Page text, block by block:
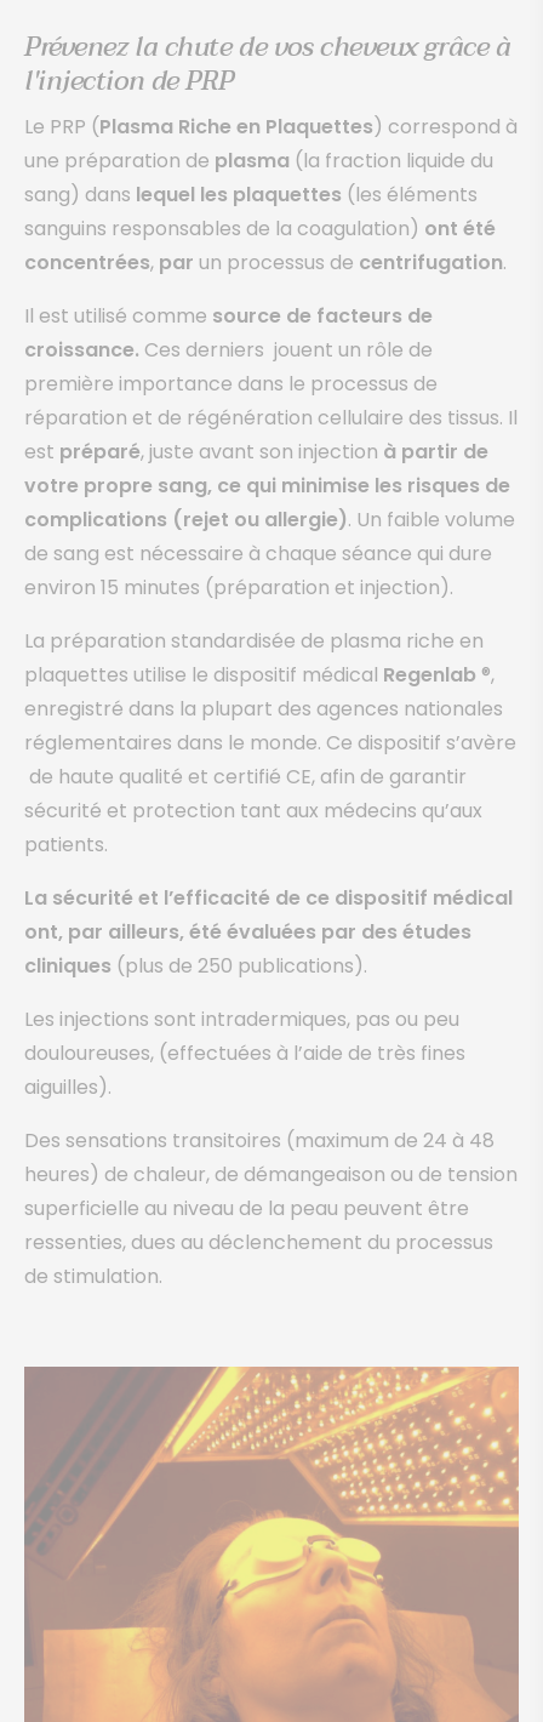
Prévenez la chute de vos cheveux grâce à
l'injection de PRP
Le PRP (Plasma Riche en Plaquettes) correspond à
une préparation de plasma (la fraction liquide du
sang) dans lequel les plaquettes (les éléments
sanguins responsables de la coagulation) ont été
concentrées, par un processus de centrifugation.
Il est utilisé comme source de facteurs de
croissance. Ces derniers jouent un rôle de
première importance dans le processus de
réparation et de régénération cellulaire des tissus. Il
est préparé, juste avant son injection à partir de
votre propre sang, ce qui minimise les risques de
complications (rejet ou allergie). Un faible volume
de sang est nécessaire à chaque séance qui dure
environ 15 minutes (préparation et injection).
La préparation standardisée de plasma riche en
plaquettes utilise le dispositif médical Regenlab ®,
enregistré dans la plupart des agences nationales
réglementaires dans le monde. Ce dispositif s’avère
de haute qualité et certifié CE, afin de garantir
sécurité et protection tant aux médecins qu’aux
patients.
La sécurité et l’efficacité de ce dispositif médical
ont, par ailleurs, été évaluées par des études
cliniques (plus de 250 publications).
Les injections sont intradermiques, pas ou peu
douloureuses, (effectuées à l’aide de très fines
aiguilles).
Des sensations transitoires (maximum de 24 à 48
heures) de chaleur, de démangeaison ou de tension
superficielle au niveau de la peau peuvent être
ressenties, dues au déclenchement du processus
de stimulation.